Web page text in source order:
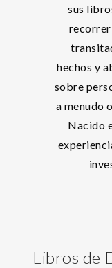
sus
recorrer
hechos y
sobre
a menudo
Nacido
Libros de